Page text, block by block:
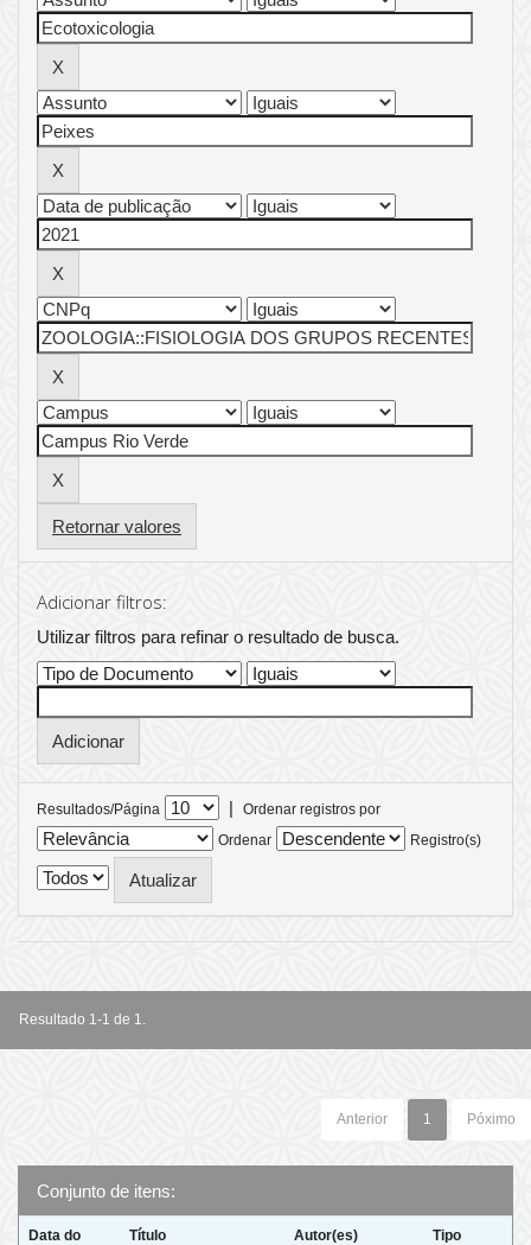
Retornar valores
Adicionar filtros:
Utilizar filtros para refinar o resultado de busca.
Resultados/Página |
Ordenar registros por
Ordenar
Registro(s)
Resultado 1-1 de 1.
Anterior 1 Póximo
Conjunto de itens:
Data do
Título Autor(es) Tipo